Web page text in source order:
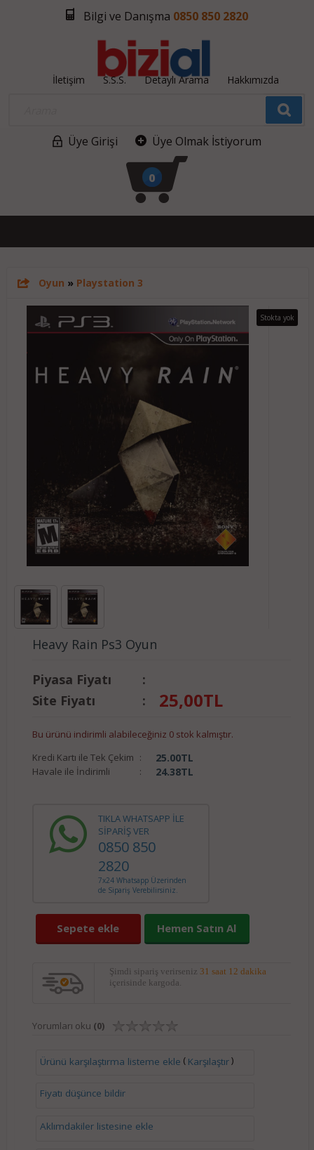
Bilgi ve Danışma 0850 850 2820
İletişim S.S.S. Detaylı Arama Hakkımızda
Üye Girişi Üye Olmak İstiyorum
0
Oyun » Playstation 3
Stokta yok
Heavy Rain Ps3 Oyun
Piyasa Fiyatı
:
Site Fiyatı
: 25,00TL
Bu ürünü indirimli alabileceğiniz 0 stok kalmıştır.
Kredi Kartı ile Tek Çekim : 25.00TL
Havale ile İndirimli : 24.38TL
TIKLA WHATSAPP İLE
SİPARİŞ VER
0850 850
2820
7x24 Whatsapp Üzerinden
de Sipariş Verebilirsiniz.
Sepete ekle Hemen Satın Al
Şimdi sipariş verirseniz 31 saat 12 dakika
içerisinde kargoda.
Yorumları oku (0)
Ürünü karşılaştırma listeme ekle ( Karşılaştır)
Fiyatı düşünce bildir
Aklımdakiler listesine ekle